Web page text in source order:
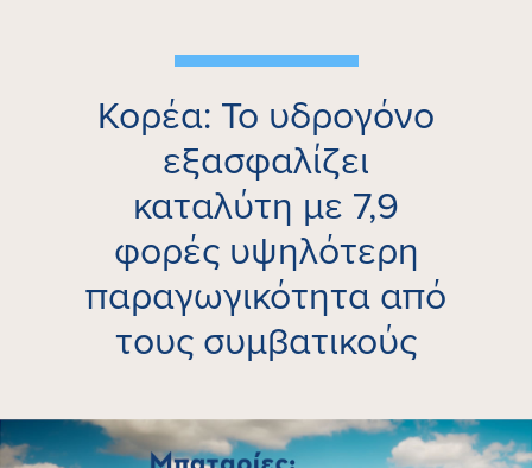
Κορέα: Το υδρογόνο
εξασφαλίζει
καταλύτη με 7,9
φορές υψηλότερη
παραγωγικότητα από
τους συμβατικούς